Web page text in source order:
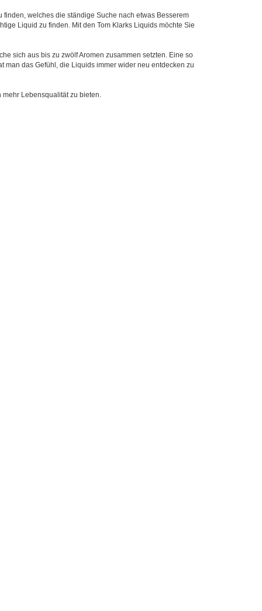
welches die ständige Suche nach etwas Besserem
Liquid zu finden. Mit den Tom Klarks Liquids möchte Sie
sich aus bis zu zwölf Aromen zusammen setzten. Eine so
das Gefühl, die Liquids immer wider neu entdecken zu
Lebensqualität zu bieten.